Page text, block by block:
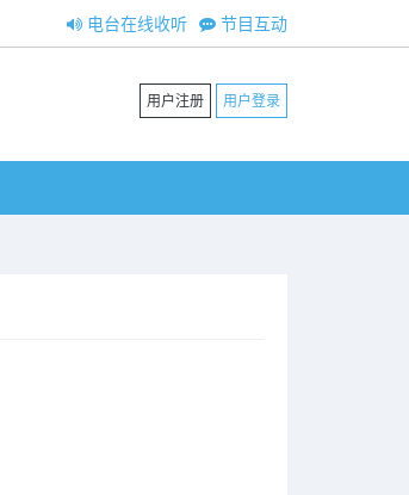
节目互动
电台在线收听
用户注册 用户登录